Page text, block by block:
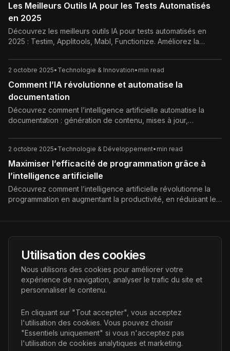
Les Meilleurs Outils IA pour les Tests Automatisés
en 2025
Découvrez les meilleurs outils IA pour tests automatisés en
2025 : Testim, Applitools, Mabl, Functionize. Améliorez la
2 octobre 2025• Technologie & Innovation• min read
Comment l’IA révolutionne et automatise la
documentation
Découvrez comment l’intelligence artificielle automatise la
documentation : génération de contenu, mises à jour,
2 octobre 2025• Technologie & Développement• min read
Maximiser l’efficacité de programmation grâce à
l’intelligence artificielle
Découvrez comment l’intelligence artificielle révolutionne la
programmation en augmentant la productivité, en réduisant les
AI Futur
Portail de l'avenir de l'intelligence artificielle, vous aidant à
découvrir les dernières technologies IA.
Liens
Accueil
Articles
Utilisation des cookies
Nous utilisons des cookies pour améliorer votre
expérience de navigation, analyser le trafic du site et
personnaliser le contenu.
En cliquant sur "Tout accepter", vous acceptez
l'utilisation des cookies. Vous pouvez choisir
"Essentiels uniquement" si vous n'acceptez pas
l'utilisation de cookies analytiques et marketing.